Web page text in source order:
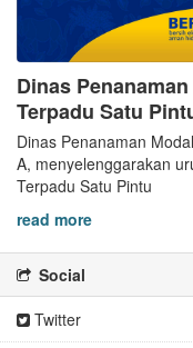
Dinas
Terpadu Satu
Dinas Penanaman
A, menyelenggarakan
Terpadu Satu Pintu
read more
Social
Twitter